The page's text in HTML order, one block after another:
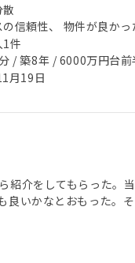
散
信頼性、 物件が良か
1件
/ 築8年 / 6000万円台前
月19日
紹介をしてもらった。
良いかなとおもった。